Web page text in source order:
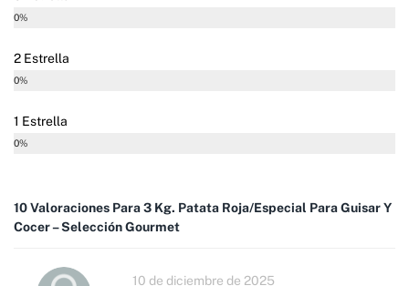
0%
2 Estrella
0%
1 Estrella
0%
10 Valoraciones Para3 Kg. Patata Roja/Especial Para Guisar Y
Cocer – Selección Gourmet
10 de diciembre de 2025